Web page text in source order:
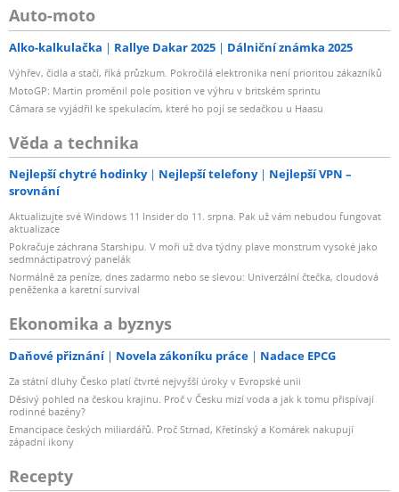
Auto-moto
Alko-kalkulačka Rallye Dakar 2025 Dálniční známka 2025
Výhřev, čidla a stačí, říká průzkum. Pokročilá elektronika není prioritou zákazníků
MotoGP: Martin proměnil pole position ve výhru v britském sprintu
Câmara se vyjádřil ke spekulacím, které ho pojí se sedačkou u Haasu
Věda a technika
Nejlepší chytré hodinky Nejlepší telefony
Nejlepší VPN –
srovnání
Aktualizujte své Windows 11 Insider do 11. srpna. Pak už vám nebudou fungovat
aktualizace
Pokračuje záchrana Starshipu. V moři už dva týdny plave monstrum vysoké jako
sedmnáctipatrový panelák
Normálně za peníze, dnes zadarmo nebo se slevou: Univerzální čtečka, cloudová
peněženka a karetní survival
Ekonomika a byznys
Daňové přiznání Novela zákoníku práce Nadace EPCG
Za státní dluhy Česko platí čtvrté nejvyšší úroky v Evropské unii
Děsivý pohled na českou krajinu. Proč v Česku mizí voda a jak k tomu přispívají
rodinné bazény?
Emancipace českých miliardářů. Proč Strnad, Křetínský a Komárek nakupují
západní ikony
Recepty